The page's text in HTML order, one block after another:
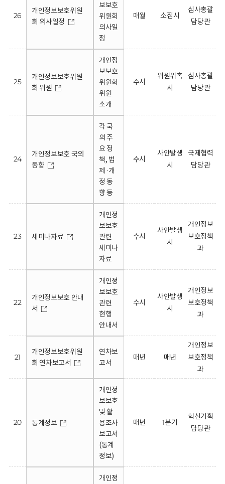
26
개인정보보호위원
회 의사일정
보보호
위원회
의사일
정
매월 소집시
심사총괄
담당관
25
개인정보보호위원
회 위원
개인정
보보호
위원회
위원
소개
수시
위원위촉
시
심사총괄
담당관
24
개인정보보호 국외
동향
각 국
의 주
요 정
책, 법
제·개
정 동
향 등
수시
사안발생
시
국제협력
담당관
23 세미나자료
개인정
보보호
관련
세미나
자료
수시
사안발생
시
개인정보
보호정책
과
22
개인정보보호 안내
서
개인정
보보호
관련
현행
안내서
수시
사안발생
시
개인정보
보호정책
과
21
개인정보보호위원
회 연차보고서
연차보
고서
매년 매년
개인정보
보호정책
과
20 통계정보
개인정
보보호
및 활
용조사
보고서
(통계
정보)
매년 1분기
혁신기획
담당관
개인정